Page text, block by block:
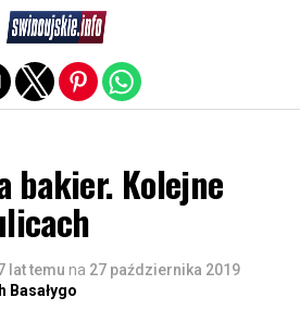
bakier. Kolejne
lat temu na 27 października 2019
Basałygo
mobile version